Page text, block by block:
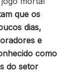
que os
dias,
e
como
do setor